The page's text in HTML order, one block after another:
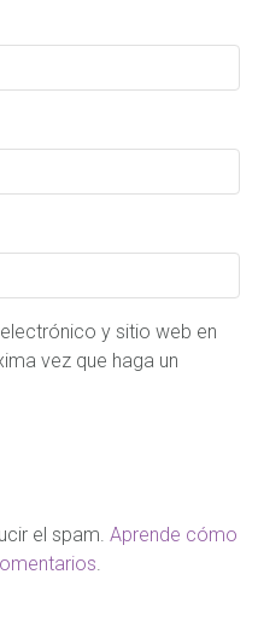
y sitio web en
vez que haga un
el spam. Aprende cómo
.